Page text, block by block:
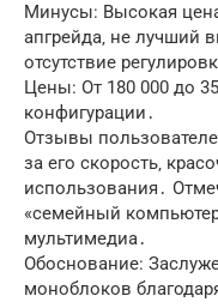
Минусы: Высокая
апгрейда‚ не лучший
отсутствие
Цены: От 180 000 до
конфигурации․
Отзывы
за его скорость‚
использования․
«семейный
мультимедиа․
Обоснование:
моноблоков